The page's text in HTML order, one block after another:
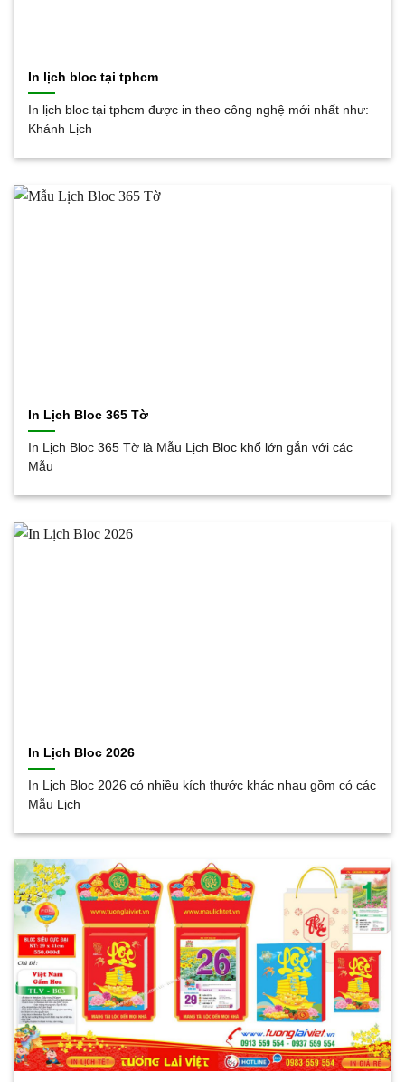
In lịch bloc tại tphcm
In lịch bloc tại tphcm được in theo công nghệ mới nhất như:
Khánh Lịch
In Lịch Bloc 365 Tờ
In Lịch Bloc 365 Tờ là Mẫu Lịch Bloc khổ lớn gắn với các
Mẫu
In Lịch Bloc 2026
In Lịch Bloc 2026 có nhiều kích thước khác nhau gồm có các
Mẫu Lịch